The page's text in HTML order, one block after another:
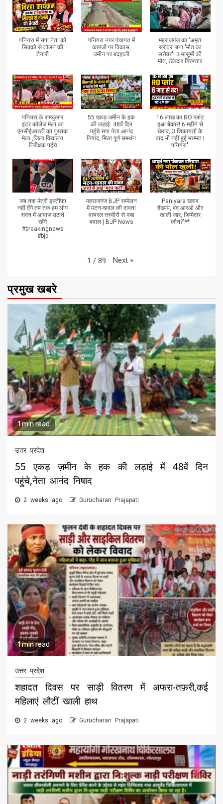
पनियरा में सपा नेता को
सिक्को से तौलने की
तैयारी
पनियरा नगर पंचायत में
कागजों पर विकास,
जमीन पर बदहाली
महराजगंज का 'अमृत
सरोवर' बना 'मौत का
सरोवर'! 3 मासूमों की
मौत, ठेकेदार गिरफ्तार
पनियरा के रामकुमार
इंटर कॉलेज मेला का
एनसीईआरटी का पुस्तक
मेला ,जिला विद्यालय
निरीक्षक पहुंचे
55 एकड़ जमीन के हक
की लड़ाई: 48वें दिन
पहुंचे सपा नेता आनंद
निषाद, मिला पूर्ण समर्थन
16 लाख का RO प्लांट
हुआ बेकार! 6 महीने से
खराब, 3 शिकायतों के
बाद भी नहीं हुई मरम्मत |
पनियरा"
जब तक मंत्री इस्तीफा
नहीं देंगे तब तक हम लोग
सदन में आवाज उठाते
रहेंगे
#breakingnews
#bjp
महराजगंज BJP सम्मेलन
में मटन-चावल की दावत!
वायरल तस्वीरों से मचा
बवाल | BJP News
Paniyara खराब
हैंडपंप, बंद आरओ और
खाली जार, जिम्मेदार
कौन?"**
1 / 89 Next »
प्रमुख खबरे
1 min read
उत्तर प्रदेश
55 एकड़ ज़मीन के हक की लड़ाई में 48वें दिन
पहुंचे,नेता आनंद निषाद
2 weeks ago Gurucharan Prajapati
1 min read
उत्तर प्रदेश
शहादत दिवस पर साड़ी वितरण में अफरा-तफ़री,कई
महिलाएं लौटीं खाली हाथ
2 weeks ago Gurucharan Prajapati